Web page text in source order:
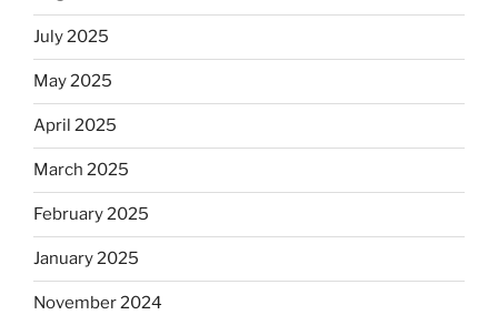
July 2025
May 2025
April 2025
March 2025
February 2025
January 2025
November 2024